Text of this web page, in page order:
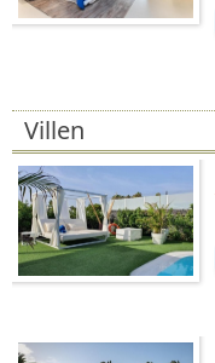
Villen